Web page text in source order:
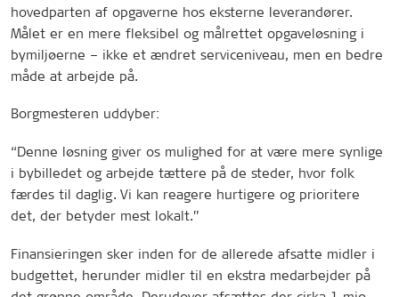
hovedparten af opgaverne hos eksterne leverandører.
Målet er en mere fleksibel og målrettet opgaveløsning i
bymiljøerne – ikke et ændret serviceniveau, men en bedre
måde at arbejde på.
Borgmesteren uddyber:
“Denne løsning giver os mulighed for at være mere synlige
i bybilledet og arbejde tættere på de steder, hvor folk
færdes til daglig. Vi kan reagere hurtigere og prioritere
det, der betyder mest lokalt.”
Finansieringen sker inden for de allerede afsatte midler i
budgettet, herunder midler til en ekstra medarbejder på